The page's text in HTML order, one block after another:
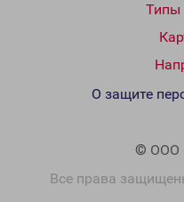
Типы
© ООО
Все права
О защите